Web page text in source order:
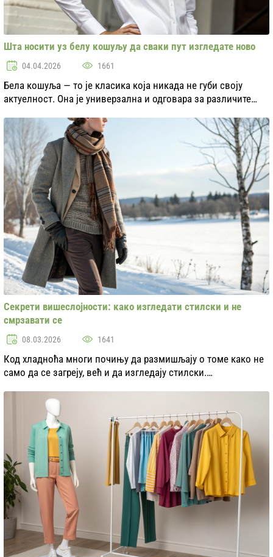
Шта носити уз белу кошуљу да сваки пут изгледате ново
04.04.2026 1661
Бела кошуља — то је класика која никада не губи своју
актуелност. Она је универзална и одговара за различите
Међутим, да бисте избегли монотонију, в...
Секрети вишеслојности: како изгледати стилски и не
смрзавати се
08.03.2026 1641
Код хладноћа многи почињу да размишљају о томе како не
само да се загреју, већ и да изгледају стилски.
ниских температура, већ и одлична прилика да...